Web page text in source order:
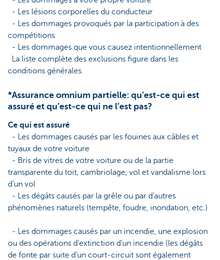
- Les lésions corporelles du conducteur
- Les dommages provoqués par la participation à des
compétitions
- Les dommages que vous causez intentionnellement
La liste complète des exclusions figure dans les
conditions générales.
*Assurance omnium partielle: qu’est-ce qui est
assuré et qu’est-ce qui ne l’est pas?
Ce qui est assuré
- Les dommages causés par les fouines aux câbles et
tuyaux de votre voiture
- Bris de vitres de votre voiture ou de la partie
transparente du toit, cambriolage, vol et vandalisme lors
d’un vol
- Les dégâts causés par la grêle ou par d’autres
phénomènes naturels (tempête, foudre, inondation, etc.)
- Les dommages causés par un incendie, une explosion
ou des opérations d’extinction d’un incendie (les dégâts
de fonte par suite d’un court-circuit sont également